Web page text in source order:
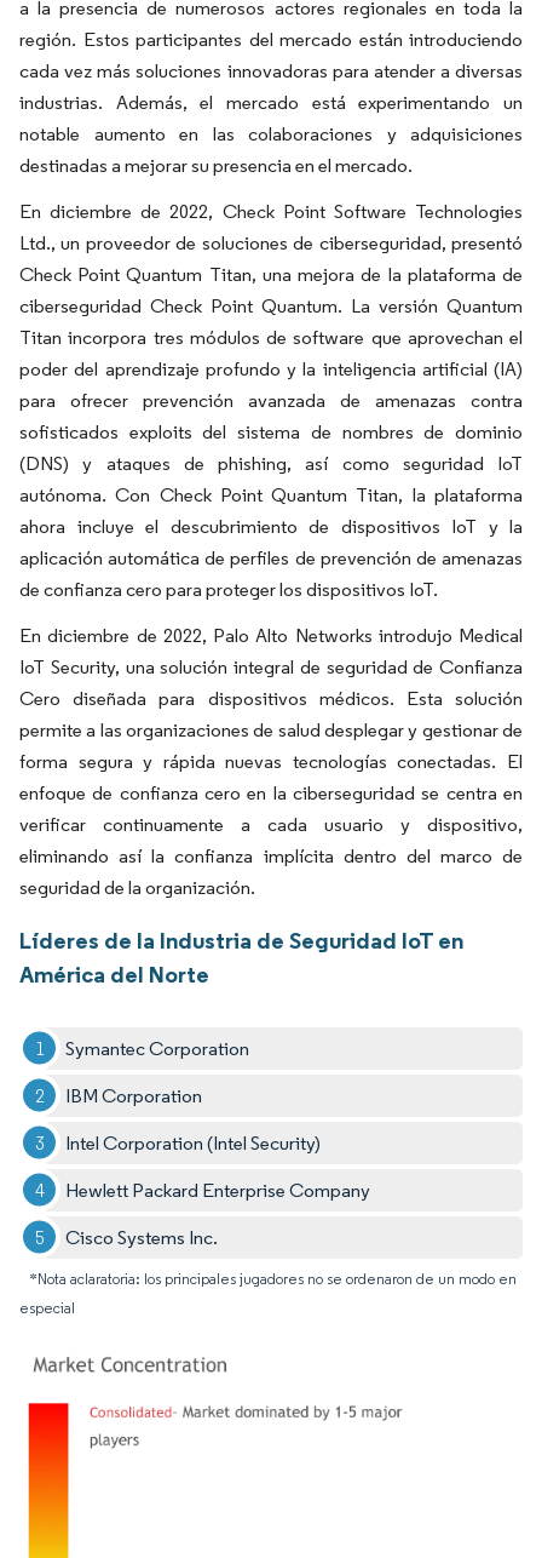
a la presencia de numerosos actores regionales en toda la
región. Estos participantes del mercado están introduciendo
cada vez más soluciones innovadoras para atender a diversas
industrias. Además, el mercado está experimentando un
notable aumento en las colaboraciones y adquisiciones
destinadas a mejorar su presencia en el mercado.
En diciembre de 2022, Check Point Software Technologies
Ltd., un proveedor de soluciones de ciberseguridad, presentó
Check Point Quantum Titan, una mejora de la plataforma de
ciberseguridad Check Point Quantum. La versión Quantum
Titan incorpora tres módulos de software que aprovechan el
poder del aprendizaje profundo y la inteligencia artificial (IA)
para ofrecer prevención avanzada de amenazas contra
sofisticados exploits del sistema de nombres de dominio
(DNS) y ataques de phishing, así como seguridad IoT
autónoma. Con Check Point Quantum Titan, la plataforma
ahora incluye el descubrimiento de dispositivos IoT y la
aplicación automática de perfiles de prevención de amenazas
de confianza cero para proteger los dispositivos IoT.
En diciembre de 2022, Palo Alto Networks introdujo Medical
IoT Security, una solución integral de seguridad de Confianza
Cero diseñada para dispositivos médicos. Esta solución
permite a las organizaciones de salud desplegar y gestionar de
forma segura y rápida nuevas tecnologías conectadas. El
enfoque de confianza cero en la ciberseguridad se centra en
verificar continuamente a cada usuario y dispositivo,
eliminando así la confianza implícita dentro del marco de
seguridad de la organización.
Líderes de la Industria de Seguridad IoT en
América del Norte
Symantec Corporation
IBM Corporation
Intel Corporation (Intel Security)
Hewlett Packard Enterprise Company
Cisco Systems Inc.
*Nota aclaratoria: los principales jugadores no se ordenaron de un modo en
especial